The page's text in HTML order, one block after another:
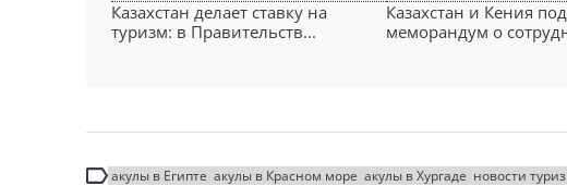
Казахстан делает ставку на
туризм: в Правительств...
Казахстан и Кения
меморандум о
акулы в Египте акулы в Красном море акулы в Хургаде новости